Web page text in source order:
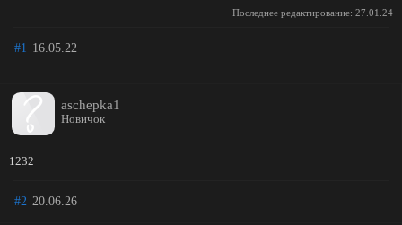
Последнее редактирование: 27.01.24
#1 16.05.22
aschepka1
Новичок
1232
#2 20.06.26